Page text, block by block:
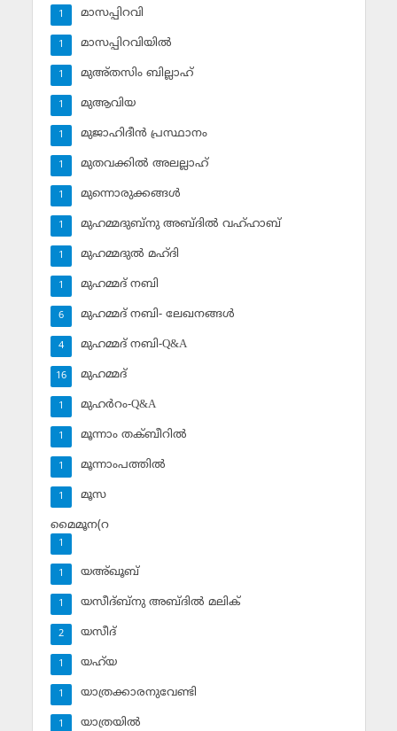
മാസപ്പിറവി
1
മാസപ്പിറവിയില്‍
1
മുഅ്തസിം ബില്ലാഹ്
1
മുആവിയ
1
മുജാഹിദീന്‍ പ്രസ്ഥാനം
1
മുതവക്കില്‍ അലല്ലാഹ്
1
മുന്നൊരുക്കങ്ങള്‍
1
മുഹമ്മദുബ്‌നു അബ്ദില്‍ വഹ്ഹാബ്
1
മുഹമ്മദുല്‍ മഹ്ദി
1
മുഹമ്മദ് നബി
1
മുഹമ്മദ് നബി- ലേഖനങ്ങള്‍
6
മുഹമ്മദ് നബി-Q&A
4
മുഹമ്മദ്‌
16
മുഹര്‍റം-Q&A
1
മൂന്നാം തക്ബീറില്‍
1
മൂന്നാംപത്തില്‍
1
മൂസ
1
മൈമൂന(റ
1
യഅ്ഖൂബ്‌
1
യസീദ്ബ്‌നു അബ്ദില്‍ മലിക്‌
1
യസീദ്‌
2
യഹ്‌യ
1
യാത്രക്കാരനുവേണ്ടി
1
യാത്രയില്‍
1